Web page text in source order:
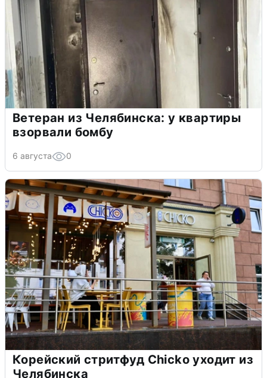
Ветеран из Челябинска: у квартиры
взорвали бомбу
6 августа 0
Корейский стритфуд Chicko уходит из
Челябинска